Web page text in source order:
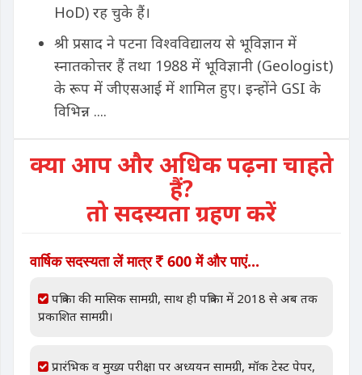
HoD) रह चुके हैं।
श्री प्रसाद ने पटना विश्वविद्यालय से भूविज्ञान में
स्नातकोत्तर हैं तथा 1988 में भूविज्ञानी (Geologist)
के रूप में जीएसआई में शामिल हुए। इन्होंने GSI के
विभिन्न ....
क्या आप और अधिक पढ़ना चाहते
हैं?
तो सदस्यता ग्रहण करें
वार्षिक सदस्यता लें मात्र 600 में और पाएं...
पत्रिका की मासिक सामग्री, साथ ही पत्रिका में 2018 से अब तक
प्रकाशित सामग्री।
प्रारंभिक व मुख्य परीक्षा पर अध्ययन सामग्री, मॉक टेस्ट पेपर,